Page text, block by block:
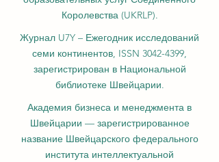
Королевства (UKRLP).
Журнал U7Y – Ежегодник исследований
семи континентов, ISSN 3042-4399,
зарегистрирован в Национальной
библиотеке Швейцарии.
Академия бизнеса и менеджмента в
Швейцарии — зарегистрированное
название Швейцарского федерального
института интеллектуальной